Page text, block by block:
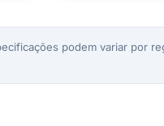
podem variar por